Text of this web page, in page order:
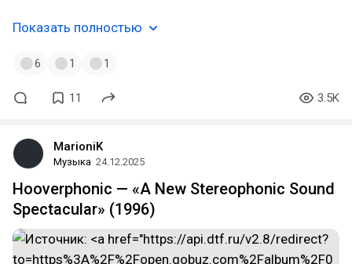
Показать полностью
6 1 1
11 3.5K
MarioniK
Музыка 24.12.2025
Hooverphonic — «A New Stereophonic Sound
Spectacular» (1996)